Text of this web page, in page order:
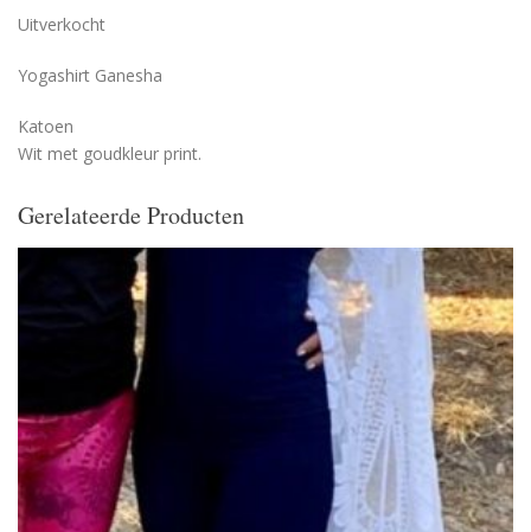
Uitverkocht
Yogashirt Ganesha
Katoen
Wit met goudkleur print.
Gerelateerde Producten